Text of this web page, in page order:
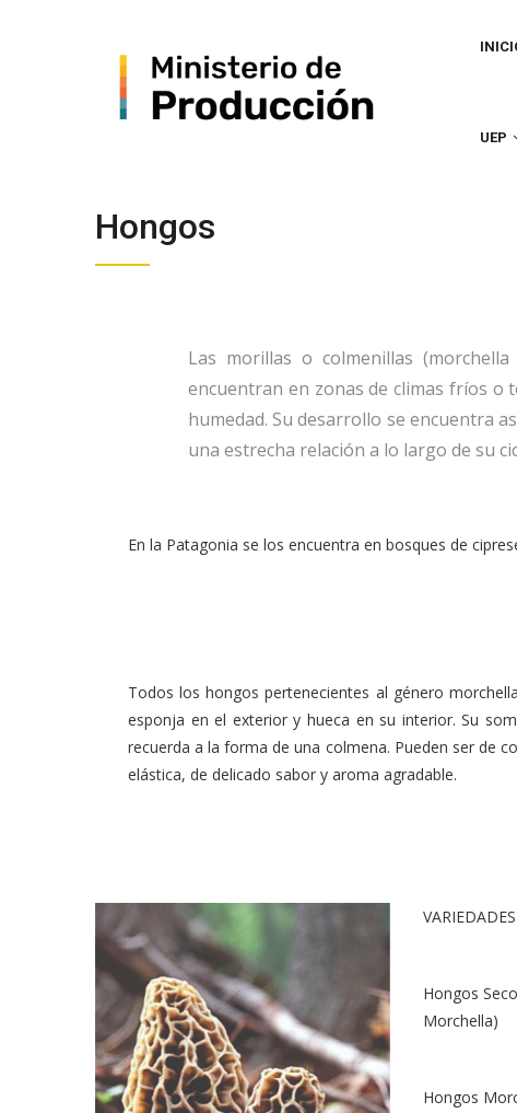
UEP
Hongos
Las morillas o colmenillas
encuentran en zonas de climas fríos o
humedad. Su desarrollo se encuentra
una estrecha relación a lo largo de su
En la Patagonia se los encuentra en bosques de
Todos los hongos pertenecientes al género
esponja en el exterior y hueca en su interior. Su
recuerda a la forma de una colmena. Pueden ser de
elástica, de delicado sabor y aroma agradable.
VARIEDADES
Hongos
Morchella)
Hongos